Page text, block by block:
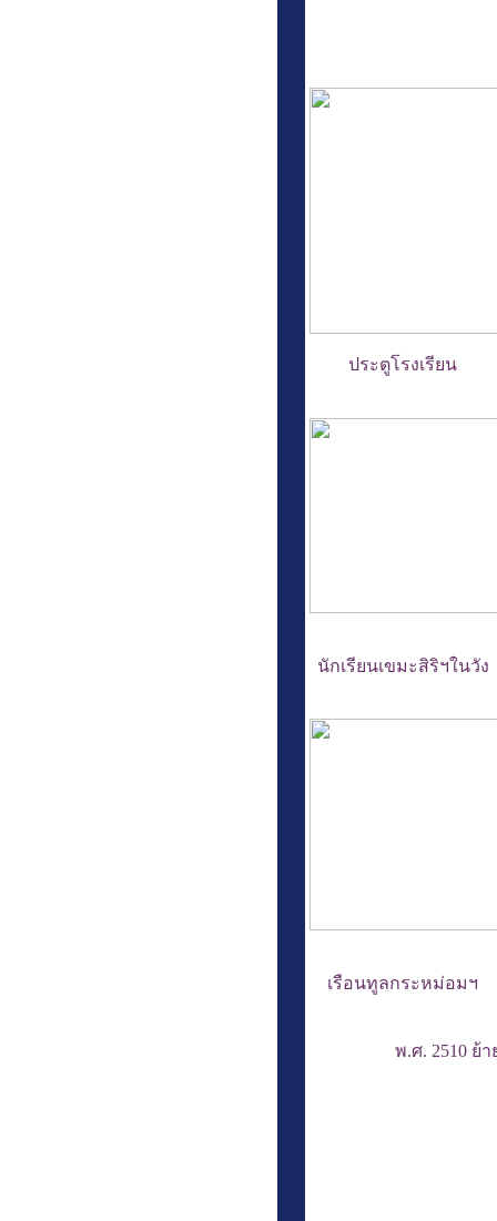
ประตูโรงเรียน
นักเรียนเขมะสิริฯในวัง
เรือนทูลกระหม่อมฯ
พ.ศ. 2510 ย้